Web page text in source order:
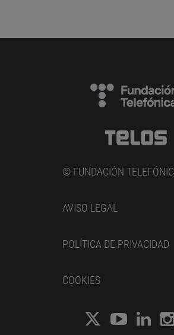
© FUNDACIÓN
AVISO LEGAL
POLÍTICA DE PRIVACIDAD
COOKIES